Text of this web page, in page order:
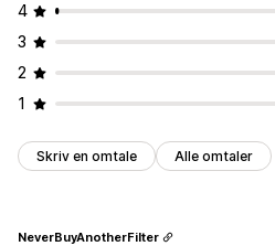
4
3
2
1
Skriv en omtale Alle omtaler
NeverBuyAnotherFilter